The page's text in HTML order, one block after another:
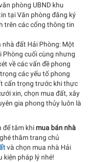
phòng UBND khu
tại Văn phòng đăng ký
trên các cổng thông tin
đất Hải Phòng: Một
Phòng cuối cùng nhưng
về các vấn đề phong
các yếu tố phong
cẩn trọng trước khi thực
xin, chọn mua đất, xây
gia phong thủy luôn là
để tâm khi mua bán nhà
thăm trang chủ
và chọn mua nhà Hải
kiện pháp lý nhé!